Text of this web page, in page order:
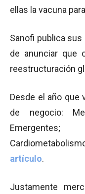
ellas la vacuna
Sanofi publica
de anunciar que
reestructuración
Desde el año que
de negocio:
artículo.
Justamente